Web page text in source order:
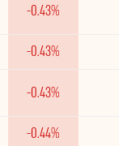
-0.43%
-0.43%
-0.43%
-0.44%